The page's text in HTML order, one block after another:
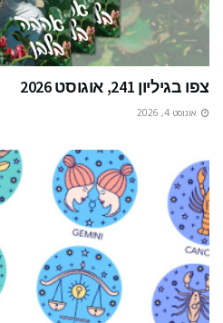
צפו בגיליון 241, אוגוסט 2026
אוגוסט 4, 2026